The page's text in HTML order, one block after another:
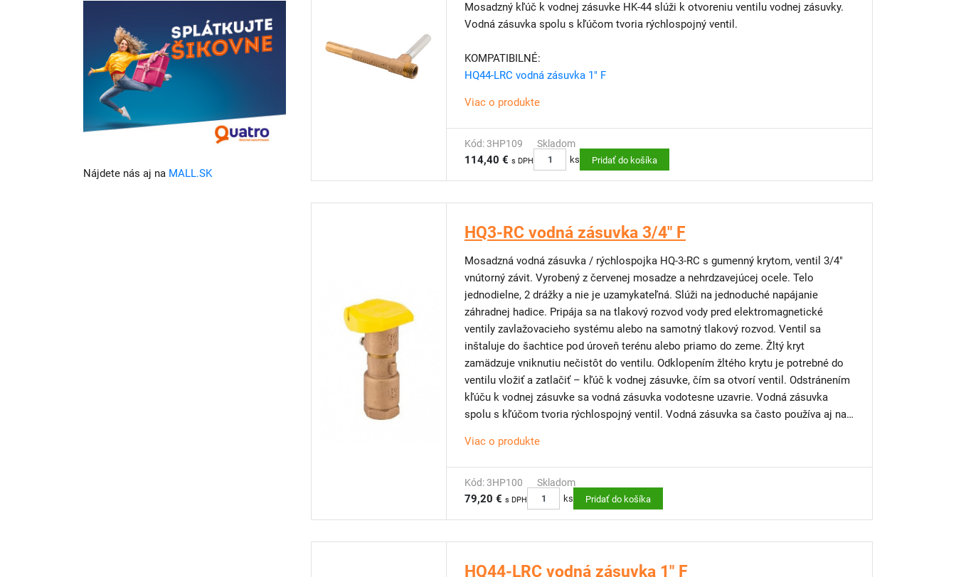
Nájdete nás aj na MALL.SK
Mosadzný kľúč k vodnej zásuvke HK-44 slúži k otvoreniu ventilu vodnej zásuvky.
Vodná zásuvka spolu s kľúčom tvoria rýchlospojný ventil.
KOMPATIBILNÉ:
HQ44-LRC vodná zásuvka 1" F
Viac o produkte
Kód: 3HP109 Skladom
114,40 € s DPH ks Pridať do košíka
HQ3-RC vodná zásuvka 3/4" F
Mosadzná vodná zásuvka / rýchlospojka HQ-3-RC s gumenný krytom, ventil 3/4"
vnútorný závit. Vyrobený z červenej mosadze a nehrdzavejúcej ocele. Telo
jednodielne, 2 drážky a nie je uzamykateľná. Slúži na jednoduché napájanie
záhradnej hadice. Pripája sa na tlakový rozvod vody pred elektromagnetické
ventily zavlažovacieho systému alebo na samotný tlakový rozvod. Ventil sa
inštaluje do šachtice pod úroveň terénu alebo priamo do zeme. Žltý kryt
zamädzuje vniknutiu nečistôt do ventilu. Odklopením žltého krytu je potrebné do
ventilu vložiť a zatlačiť – kľúč k vodnej zásuvke, čím sa otvorí ventil. Odstránením
kľúču k vodnej zásuvke sa vodná zásuvka vodotesne uzavrie. Vodná zásuvka
spolu s kľúčom tvoria rýchlospojný ventil. Vodná zásuvka sa často používa aj na
KOMPATIBILNÉ:
Kľúč k vodnej zásuvke HK-33
Viac o produkte
Kód: 3HP100 Skladom
79,20 € s DPH ks Pridať do košíka
HQ44-LRC vodná zásuvka 1" F